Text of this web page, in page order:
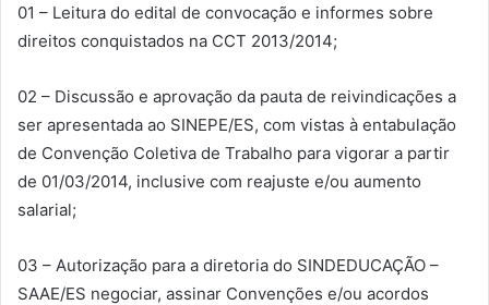
01 – Leitura do edital de convocação e informes sobre
direitos conquistados na CCT 2013/2014;
02 – Discussão e aprovação da pauta de reivindicações a
ser apresentada ao SINEPE/ES, com vistas à entabulação
de Convenção Coletiva de Trabalho para vigorar a partir
de 01/03/2014, inclusive com reajuste e/ou aumento
salarial;
03 – Autorização para a diretoria do SINDEDUCAÇÃO –
SAAE/ES negociar, assinar Convenções e/ou acordos